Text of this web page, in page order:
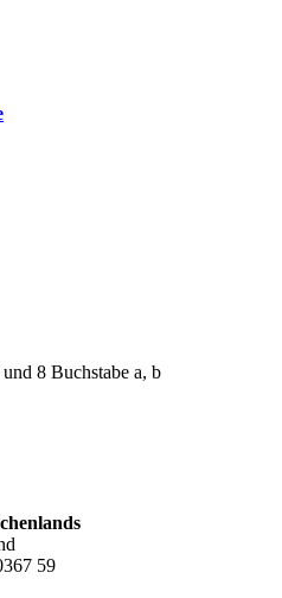
8 Buchstabe a, b
59